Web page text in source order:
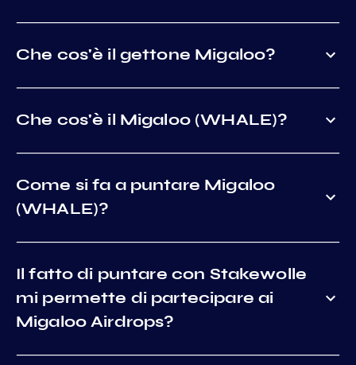
Che cos'è il gettone Migaloo?
Che cos'è il Migaloo (WHALE)?
Come si fa a puntare Migaloo
(WHALE)?
Il fatto di puntare con Stakewolle
mi permette di partecipare ai
Migaloo Airdrops?